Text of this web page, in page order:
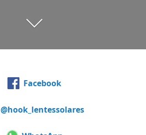
Facebook
@hook_lentessolares